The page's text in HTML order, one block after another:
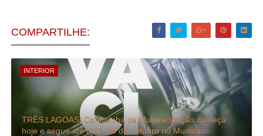
COMPARTILHE:
INTERIOR
TRÊS LAGOAS| Campanha de Multivacinação começa
hoje e segue até o dia 29 de outubro no Município